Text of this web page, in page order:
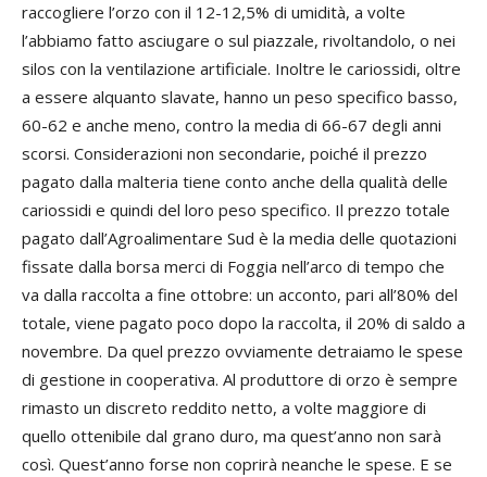
raccogliere l’orzo con il 12-12,5% di umidità, a volte
l’abbiamo fatto asciugare o sul piazzale, rivoltandolo, o nei
silos con la ventilazione artificiale. Inoltre le cariossidi, oltre
a essere alquanto slavate, hanno un peso specifico basso,
60-62 e anche meno, contro la media di 66-67 degli anni
scorsi. Considerazioni non secondarie, poiché il prezzo
pagato dalla malteria tiene conto anche della qualità delle
cariossidi e quindi del loro peso specifico. Il prezzo totale
pagato dall’Agroalimentare Sud è la media delle quotazioni
fissate dalla borsa merci di Foggia nell’arco di tempo che
va dalla raccolta a fine ottobre: un acconto, pari all’80% del
totale, viene pagato poco dopo la raccolta, il 20% di saldo a
novembre. Da quel prezzo ovviamente detraiamo le spese
di gestione in cooperativa. Al produttore di orzo è sempre
rimasto un discreto reddito netto, a volte maggiore di
quello ottenibile dal grano duro, ma quest’anno non sarà
così. Quest’anno forse non coprirà neanche le spese. E se